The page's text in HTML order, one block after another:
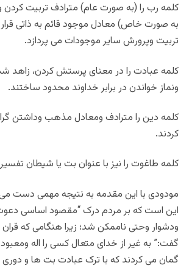
کلمه رب را (به صورت عام) مترادف تربیت
به صورت خاص) معادل موجود قائم به ذاتی قرار
تربیت وپرورش سایر موجودات می پردازد.
کلمه عبادت را در معنای پرستش کردن،
ونماز خواندن در برابر خداوند محدود ساختند.
کلمه دین را مترادف ومعادل مذهب وداشتن
کردند.
کلمه طاغوت را نیز با عنوان بت یا شیطان
مودودی با این مقدمه به نتیجه مهمی دست
این است که بر مردم درک “مقصود اساسی
ودشوار وحتی ناممکن شد؛ زیرا هنگامی که
گفت:” به غیر از خدای متعال کسی را اله
گمان می کردند که با ترک عبادت بت ها و